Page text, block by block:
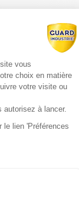
vous
choix en matière
votre visite ou
autorisez à lancer.
le lien 'Préférences